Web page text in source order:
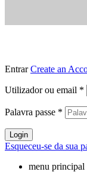
Entrar Create an
Utilizador ou email *
Palavra passe *
Login
Esqueceu-se da sua
menu principal